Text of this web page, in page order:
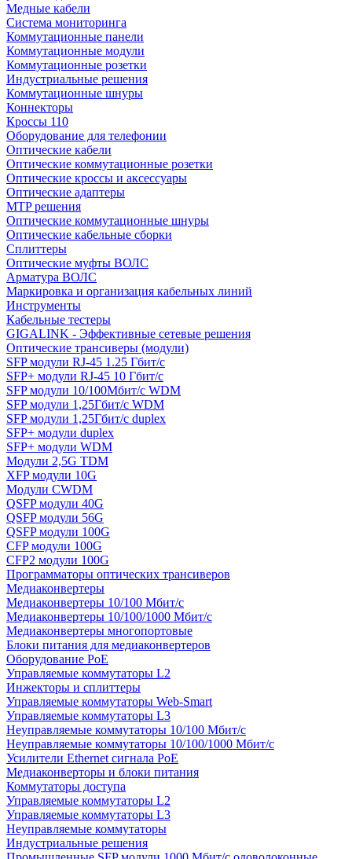
Медные кабели
Система мониторинга
Коммутационные панели
Коммутационные модули
Коммутационные розетки
Индустриальные решения
Коммутационные шнуры
Коннекторы
Кроссы 110
Оборудование для телефонии
Оптические кабели
Оптические коммутационные розетки
Оптические кроссы и аксессуары
Оптические адаптеры
MTP решения
Оптические коммутационные шнуры
Оптические кабельные сборки
Сплиттеры
Оптические муфты ВОЛС
Арматура ВОЛС
Маркировка и организация кабельных линий
Инструменты
Кабельные тестеры
GIGALINK - Эффективные сетевые решения
Оптические трансиверы (модули)
SFP модули RJ-45 1.25 Гбит/c
SFP+ модули RJ-45 10 Гбит/c
SFP модули 10/100Мбит/с WDM
SFP модули 1,25Гбит/с WDM
SFP модули 1,25Гбит/с duplex
SFP+ модули duplex
SFP+ модули WDM
Модули 2,5G TDM
XFP модули 10G
Модули CWDM
QSFP модули 40G
QSFP модули 56G
QSFP модули 100G
CFP модули 100G
CFP2 модули 100G
Программаторы оптических трансиверов
Медиаконвертеры
Медиаконвертеры 10/100 Мбит/с
Медиаконвертеры 10/100/1000 Мбит/c
Медиаконвертеры многопортовые
Блоки питания для медиаконвертеров
Оборудование PoE
Управляемые коммутаторы L2
Инжекторы и сплиттеры
Управляемые коммутаторы Web-Smart
Управляемые коммутаторы L3
Неуправляемые коммутаторы 10/100 Мбит/с
Неуправляемые коммутаторы 10/100/1000 Мбит/с
Усилители Ethernet сигнала PoE
Медиаконверторы и блоки питания
Коммутаторы доступа
Управляемые коммутаторы L2
Управляемые коммутаторы L3
Неуправляемые коммутаторы
Индустриальные решения